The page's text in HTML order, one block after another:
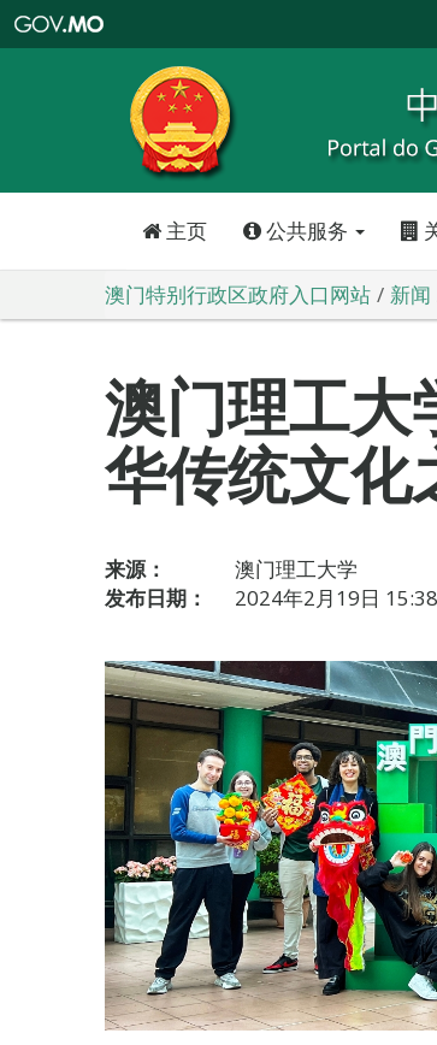
特
政
区
政
口
主页 公共服务
澳门特别行政区政府入口网站 新闻
澳门理工大
华传统文化
来源：
澳门理工大学
发布日期：
2024年2月19日 15:38